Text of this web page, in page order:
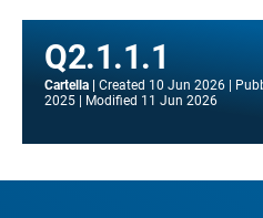
Q2.1.1.1
Cartella Created 10 Jun 2026
2025
Modified 11 Jun 2026